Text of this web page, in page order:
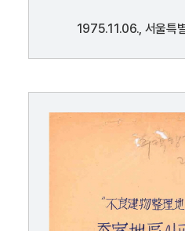
1975.11.06., 서울특